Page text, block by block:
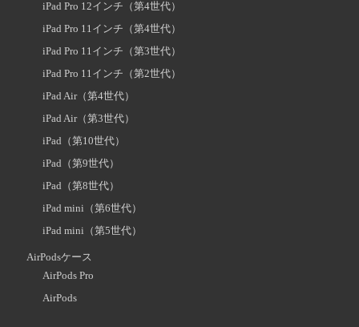
iPad Pro 12インチ（第4世代）
iPad Pro 11インチ（第4世代）
iPad Pro 11インチ（第3世代）
iPad Pro 11インチ（第2世代）
iPad Air（第4世代）
iPad Air（第3世代）
iPad（第10世代）
iPad（第9世代）
iPad（第8世代）
iPad mini（第6世代）
iPad mini（第5世代）
AirPodsケース
AirPods Pro
AirPods